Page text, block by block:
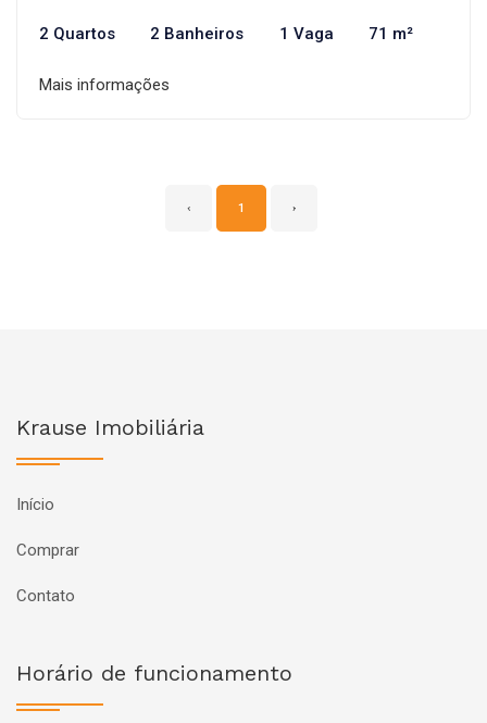
2 Quartos 2 Banheiros 1 Vaga 71 m²
Mais informações
‹ 1 ›
Krause Imobiliária
Início
Comprar
Contato
Horário de funcionamento